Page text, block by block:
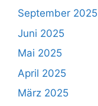
September 2025
Juni 2025
Mai 2025
April 2025
März 2025